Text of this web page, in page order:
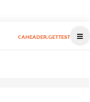
CAHEADER.GETTEST